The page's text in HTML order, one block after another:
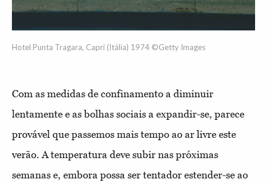
Hotel Punta Tragara, Capri (Itália) 1974 ©Getty Images
Com as medidas de confinamento a diminuir
lentamente e as bolhas sociais a expandir-se, parece
provável que passemos mais tempo ao ar livre este
verão. A temperatura deve subir nas próximas
semanas e, embora possa ser tentador estender-se ao